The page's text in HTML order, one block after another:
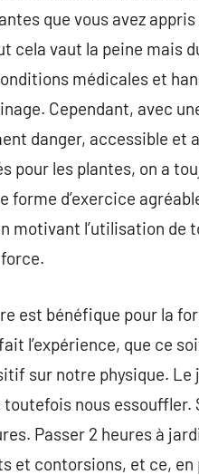
que vous avez
cela vaut la peine mais
médicales et
Cependant, avec
danger, accessible et
pour les plantes, on a
forme d’exercice
motivant l’utilisation de
est bénéfique pour la
l’expérience, que ce
sur notre physique.
nous essouffler.
Passer 2 heures à
et contorsions, et ce, en